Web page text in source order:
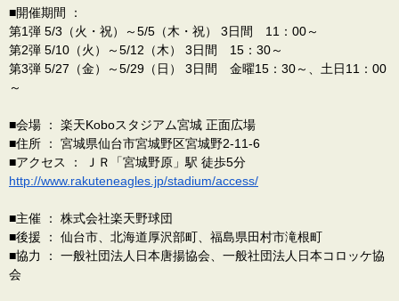
■開催期間 ：
第1弾 5/3（火・祝）～5/5（木・祝） 3日間 11：00～
第2弾 5/10（火）～5/12（木） 3日間 15：30～
第3弾 5/27（金）～5/29（日） 3日間 金曜15：30～、土日11：00
～
■会場 ： 楽天Koboスタジアム宮城 正面広場
■住所 ： 宮城県仙台市宮城野区宮城野2-11-6
■アクセス ： ＪＲ「宮城野原」駅 徒歩5分
http://www.rakuteneagles.jp/stadium/access/
■主催 ： 株式会社楽天野球団
■後援 ： 仙台市、北海道厚沢部町、福島県田村市滝根町
■協力 ： 一般社団法人日本唐揚協会、一般社団法人日本コロッケ協
会